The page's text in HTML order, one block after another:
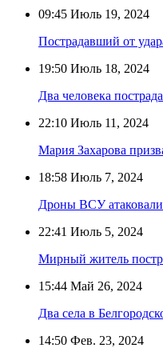
09:45 Июль 19, 2024
Пострадавший от
19:50 Июль 18, 2024
Два человека
22:10 Июль 11, 2024
Мария Захарова
18:58 Июль 7, 2024
Дроны ВСУ атаковали
22:41 Июль 5, 2024
Мирный житель
15:44 Май 26, 2024
Два села в
14:50 Фев. 23, 2024